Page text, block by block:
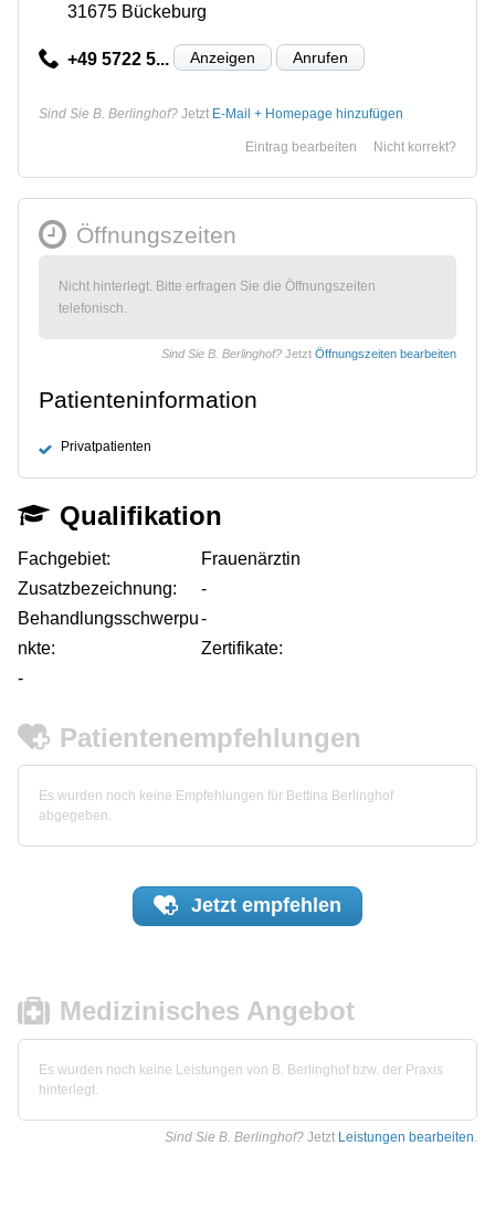
31675 Bückeburg
+49 5722 5... Anzeigen Anrufen
Sind Sie B. Berlinghof? Jetzt E-Mail + Homepage hinzufügen
Nicht korrekt?
Eintrag bearbeiten
Öffnungszeiten
Nicht hinterlegt. Bitte erfragen Sie die Öffnungszeiten
telefonisch.
Sind Sie B. Berlinghof? Jetzt Öffnungszeiten bearbeiten
Patienteninformation
Privatpatienten
Qualifikation
Fachgebiet:
Frauenärztin
Zusatzbezeichnung:
-
Behandlungsschwerpu
nkte:
-
Zertifikate:
-
Patientenempfehlungen
Es wurden noch keine Empfehlungen für Bettina Berlinghof
abgegeben.
Jetzt empfehlen
Medizinisches Angebot
Es wurden noch keine Leistungen von B. Berlinghof bzw. der Praxis
hinterlegt.
Sind Sie B. Berlinghof? Jetzt Leistungen bearbeiten.